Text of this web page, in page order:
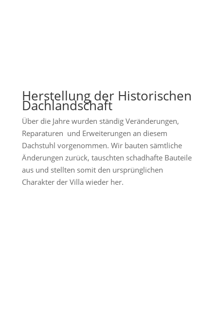
Herstellung der Historischen
Dachlandschaft
Über die Jahre wurden ständig Veränderungen,
Reparaturen und Erweiterungen an diesem
Dachstuhl vorgenommen. Wir bauten sämtliche
Änderungen zurück, tauschten schadhafte Bauteile
aus und stellten somit den ursprünglichen
Charakter der Villa wieder her.